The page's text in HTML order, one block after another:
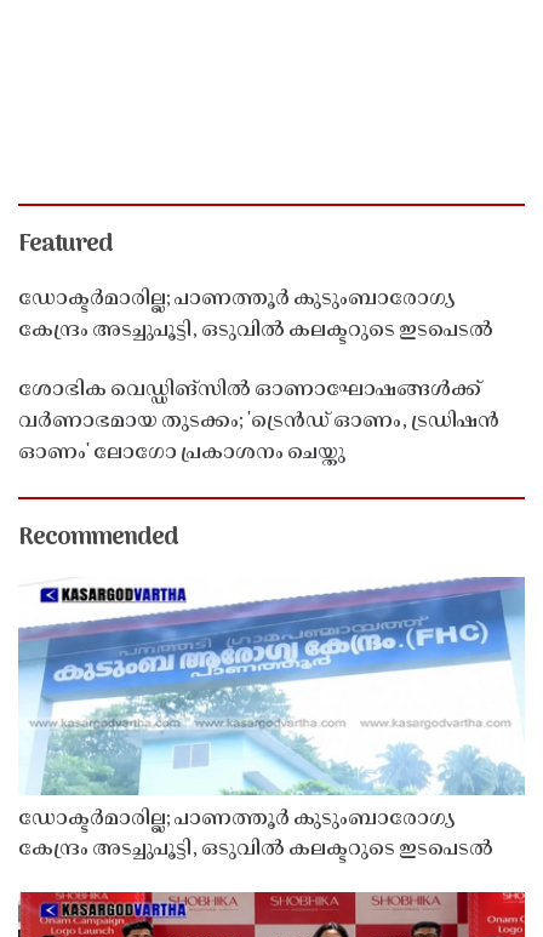
Featured
ഡോക്ടർമാരില്ല; പാണത്തൂർ കുടുംബാരോഗ്യ
കേന്ദ്രം അടച്ചുപൂട്ടി, ഒടുവിൽ കലക്ടറുടെ ഇടപെടൽ
ശോഭിക വെഡ്ഡിങ്സിൽ ഓണാഘോഷങ്ങൾക്ക്
വർണാഭമായ തുടക്കം; 'ട്രെൻഡ് ഓണം, ട്രഡിഷൻ
ഓണം' ലോഗോ പ്രകാശനം ചെയ്തു
Recommended
ഡോക്ടർമാരില്ല; പാണത്തൂർ കുടുംബാരോഗ്യ
കേന്ദ്രം അടച്ചുപൂട്ടി, ഒടുവിൽ കലക്ടറുടെ ഇടപെടൽ